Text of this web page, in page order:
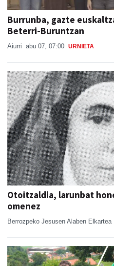
Burrunba, gazte
Beterri-Buruntzan
Aiurri abu 07, 07:00 URNIETA
Otoitzaldia, larunbat
omenez
Berrozpeko Jesusen Alaben Elkartea